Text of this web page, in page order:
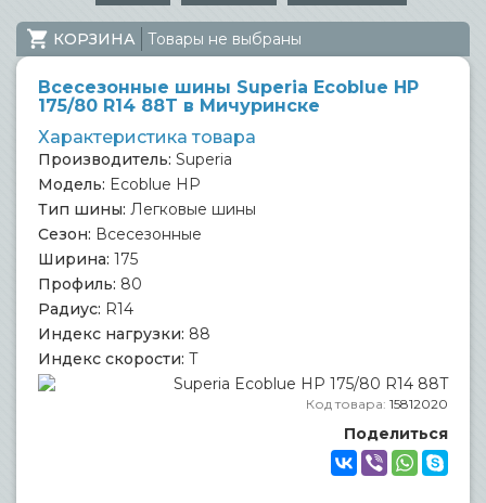
КОРЗИНА Товары не выбраны
Всесезонные шины Superia Ecoblue HP
175/80 R14 88T в Мичуринске
Характеристика товара
Производитель: Superia
Модель: Ecoblue HP
Тип шины: Легковые шины
Сезон: Всесезонные
Ширина: 175
Профиль: 80
Радиус: R14
Индекс нагрузки: 88
Индекс скорости: T
Код товара: 15812020
Поделиться